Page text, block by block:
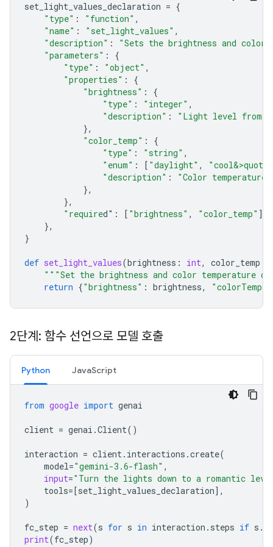
set_light_values_declaration = {
"type" : "function" ,
"name" : "set_light_values" ,
"description" :
"Sets the brightness and
"parameters" :
{
"type" : "object" ,
"properties" :
{
"brightness" :
{
"type" : "integer" ,
"description" :
"Light level from
},
"color_temp" :
{
"type" : "string" ,
"enum" : [ "daylight" , "cool&>quot;
"description" : "Color temperature"
},
},
"required" : [ "brightness" , "color_temp" ],
},
}
def set_light_values(brightness : int, color_temp
"""Set the brightness and color temperature
return {"brightness" : brightness,
2단계: 함수 선언으로 모델 호출
Python JavaScript
from google import genai
client = genai .Client()
interaction = client. interactions .create(
model="gemini-3.6-flash" ,
input="Turn the lights down to a romantic
tools= [set_light_values_declaration],
)
fc_step = next(s for s in interaction . steps if s .
print(fc_step)